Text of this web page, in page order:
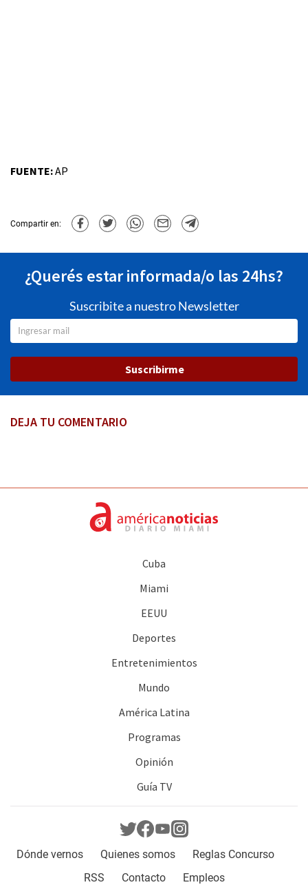
FUENTE:AP
Compartir en:
¿Querés estar informada/o las 24hs?
Suscribite a nuestro Newsletter
Suscribirme
DEJA TU COMENTARIO
Cuba
Miami
EEUU
Deportes
Entretenimientos
Mundo
América Latina
Programas
Opinión
Guía TV
Dónde vernos Quienes somos
Reglas Concurso
RSS
Contacto Empleos